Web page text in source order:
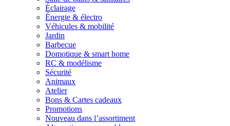
Éclairage
Énergie & électro
Véhicules & mobilité
Jardin
Barbecue
Domotique & smart home
RC & modélisme
Sécurité
Animaux
Atelier
Bons & Cartes cadeaux
Promotions
Nouveau dans l’assortiment